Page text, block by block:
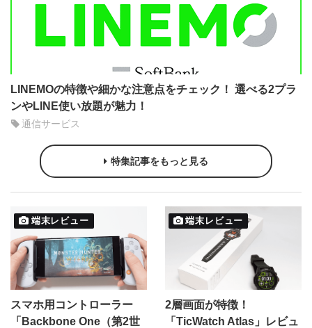
LINEMOの特徴や細かな注意点をチェック！ 選べる2プラ
ンやLINE使い放題が魅力！
通信サービス
特集記事をもっと見る
端末レビュー
スマホ用コントローラー
「Backbone One（第2世
端末レビュー
2層画面が特徴！
「TicWatch Atlas」レビュ